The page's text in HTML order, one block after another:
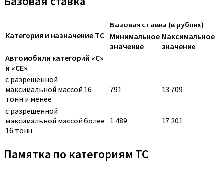
Категория и назначение ТС
Базовая ставка (в рублях)
Минимальное
значение
Максимальное
значение
Автомобили категорий «C»
и «CE»
с разрешенной
максимальной массой 16
тонн и менее
791 13 709
с разрешенной
максимальной массой более
16 тонн
1 489 17 201
Памятка по категориям ТС